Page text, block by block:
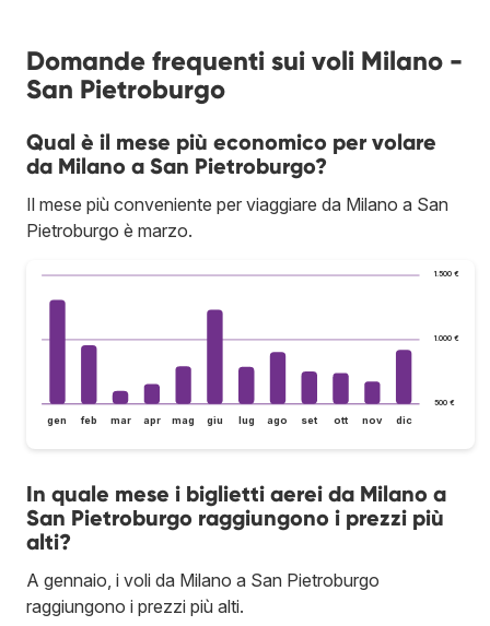
Domande frequenti sui voli Milano -
San Pietroburgo
Qual è il mese più economico per volare
da Milano a San Pietroburgo?
Il mese più conveniente per viaggiare da Milano a San
Pietroburgo è marzo.
500 €
1.000 €
1.500 €
gen feb mar apr mag giu lug ago set ott nov dic
In quale mese i biglietti aerei da Milano a
San Pietroburgo raggiungono i prezzi più
alti?
A gennaio, i voli da Milano a San Pietroburgo
raggiungono i prezzi più alti.